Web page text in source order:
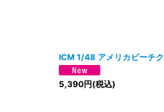
ICM 1/48 アメリカビーチ
5,390円(税込)